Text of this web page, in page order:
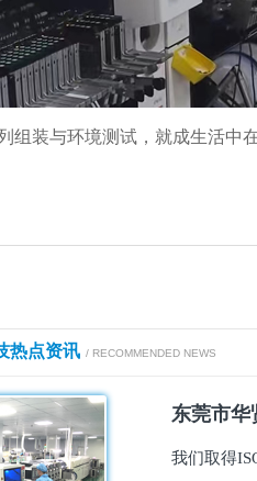
组装与环境测试，就成生活中
热点资讯 / RECOMMENDED NEWS
东莞市华
我们取得